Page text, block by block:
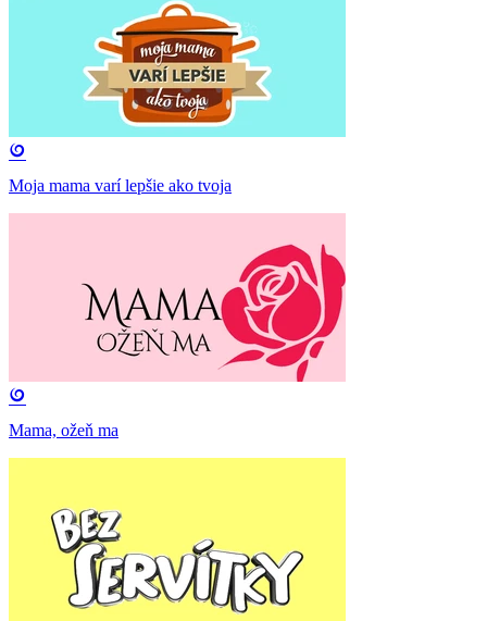
Moja mama varí lepšie ako tvoja
Mama, ožeň ma